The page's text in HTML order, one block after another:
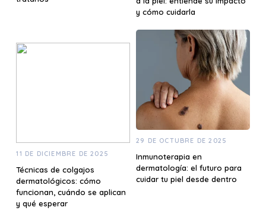
y cómo cuidarla
11 DE DICIEMBRE DE 2025
Técnicas de colgajos
dermatológicos: cómo
funcionan, cuándo se aplican
y qué esperar
29 DE OCTUBRE DE 2025
Inmunoterapia en
dermatología: el futuro para
cuidar tu piel desde dentro